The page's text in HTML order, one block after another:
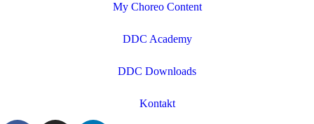
My Choreo Content
DDC Academy
DDC Downloads
Kontakt